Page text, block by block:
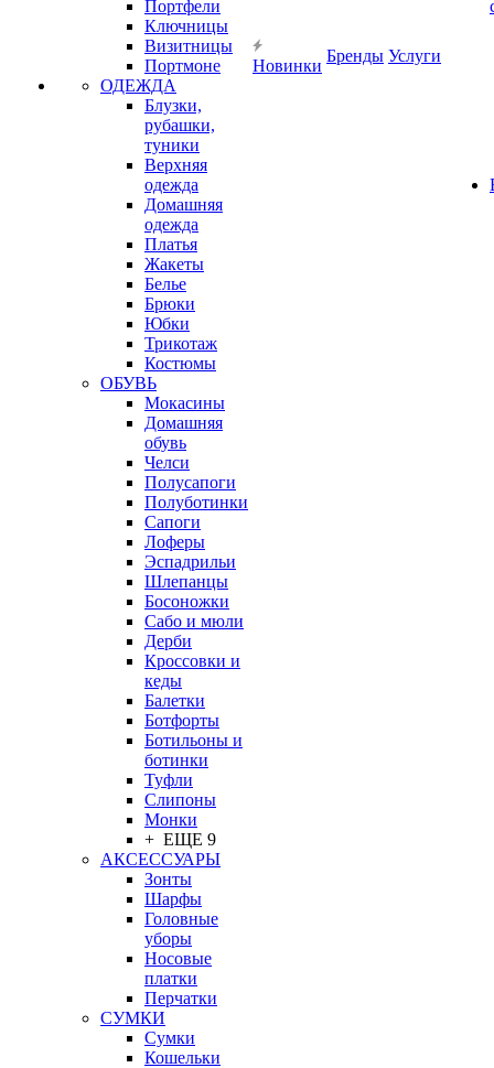
Портфели
Ключницы
Визитницы
Портмоне
ОДЕЖДА
Блузки,
рубашки,
туники
Верхняя
одежда
Домашняя
одежда
Платья
Жакеты
Белье
Брюки
Юбки
Трикотаж
Костюмы
ОБУВЬ
Мокасины
Домашняя
обувь
Челси
Полусапоги
Полуботинки
Сапоги
Лоферы
Эспадрильи
Шлепанцы
Босоножки
Сабо и мюли
Дерби
Кроссовки и
кеды
Балетки
Ботфорты
Ботильоны и
ботинки
Туфли
Слипоны
Монки
+ ЕЩЕ 9
АКСЕССУАРЫ
Зонты
Шарфы
Головные
уборы
Носовые
платки
Перчатки
СУМКИ
Сумки
Кошельки
Новинки
Бренды Услуги